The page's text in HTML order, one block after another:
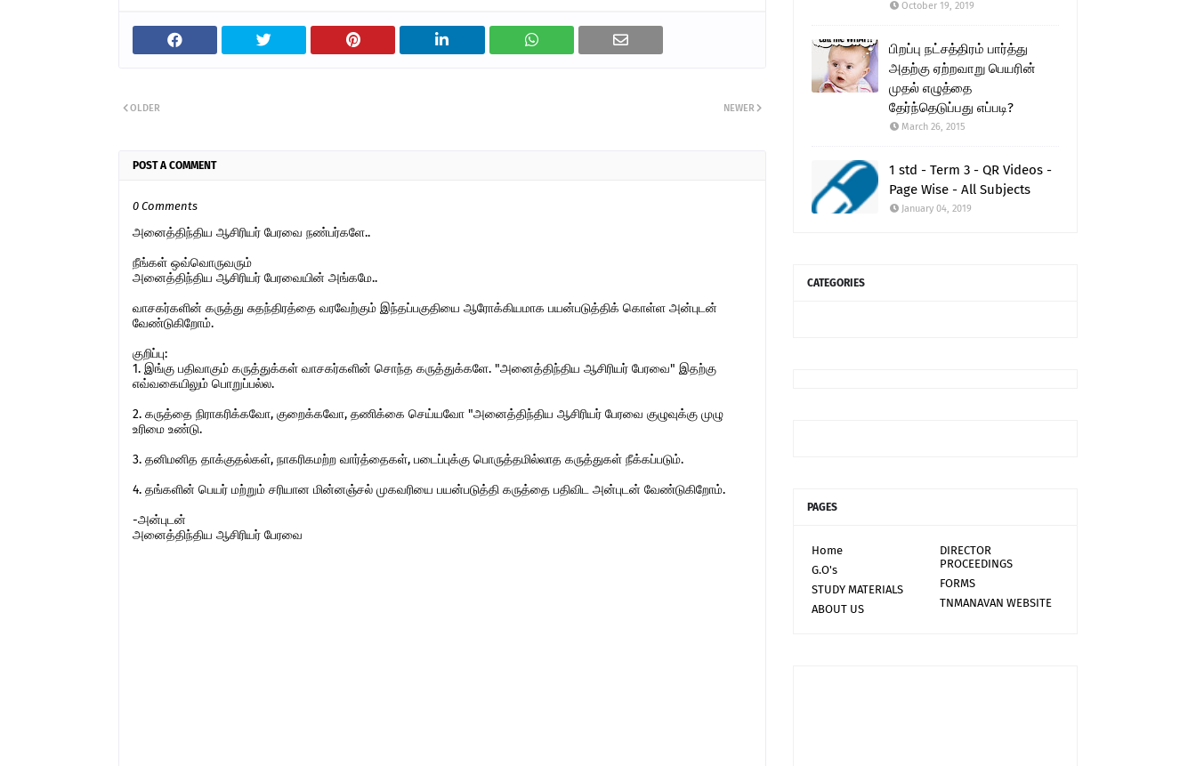
NEWER
OLDER
POST A COMMENT
0 Comments
அனைத்திந்திய ஆசிரியர் பேரவை நண்பர்களே..
நீங்கள் ஒவ்வொருவரும்
அனைத்திந்திய ஆசிரியர் பேரவையின் அங்கமே..
வாசகர்களின் கருத்து சுதந்திரத்தை வரவேற்கும் இந்தப்பகுதியை ஆரோக்கியமாக பயன்படுத்திக் கொள்ள அன்புடன்
வேண்டுகிறோம்.
குறிப்பு:
1. இங்கு பதிவாகும் கருத்துக்கள் வாசகர்களின் சொந்த கருத்துக்களே. "அனைத்திந்திய ஆசிரியர் பேரவை" இதற்கு
எவ்வகையிலும் பொறுப்பல்ல.
2. கருத்தை நிராகரிக்கவோ, குறைக்கவோ, தணிக்கை செய்யவோ "அனைத்திந்திய ஆசிரியர் பேரவை குழுவுக்கு முழு
உரிமை உண்டு.
3. தனிமனித தாக்குதல்கள், நாகரிகமற்ற வார்த்தைகள், படைப்புக்கு பொருத்தமில்லாத கருத்துகள் நீக்கப்படும்.
4. தங்களின் பெயர் மற்றும் சரியான மின்னஞ்சல் முகவரியை பயன்படுத்தி கருத்தை பதிவிட அன்புடன் வேண்டுகிறோம்.
-அன்புடன்
அனைத்திந்திய ஆசிரியர் பேரவை
October 19, 2019
பிறப்பு நட்சத்திரம் பார்த்து
அதற்கு ஏற்றவாறு பெயரின்
முதல் எழுத்தை
தேர்ந்தெடுப்பது எப்படி?
March 26, 2015
1 std - Term 3 - QR Videos -
Page Wise - All Subjects
January 04, 2019
CATEGORIES
PAGES
Home
DIRECTOR
PROCEEDINGS
G.O's
FORMS
STUDY MATERIALS
TNMANAVAN WEBSITE
ABOUT US